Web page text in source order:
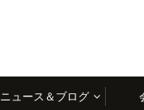
ニュース＆ブログ